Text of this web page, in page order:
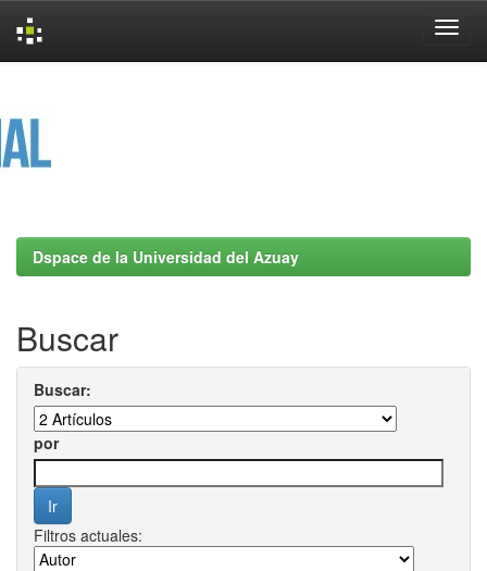
Dspace de la Universidad del Azuay
Buscar
Buscar:
por
Filtros actuales: